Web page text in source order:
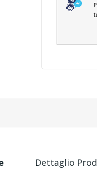
Dettaglio